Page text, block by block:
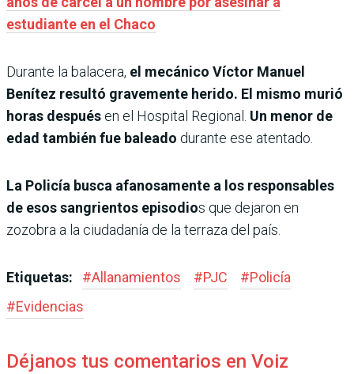
estudiante en el Chaco
Durante la balacera, el mecánico Víctor Manuel
Benítez resultó gravemente herido. El mismo murió
horas después en el Hospital Regional. Un menor de
edad también fue baleado durante ese atentado.
La Policía busca afanosamente a los responsables
de esos sangrientos episodios que dejaron en
zozobra a la ciudadanía de la terraza del país.
Etiquetas: #Allanamientos #PJC #Policía
#Evidencias
Déjanos tus comentarios en Voiz